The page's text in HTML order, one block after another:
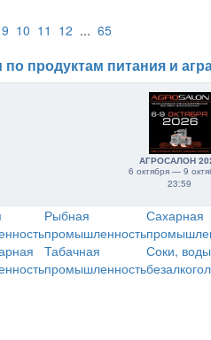
9 10 11 12 ... 65
продуктам питания и
АГРОСАЛОН
6 октября — 9
23:59
Рыбная
промышленность
Сахарная
Табачная
промышленность
Соки,